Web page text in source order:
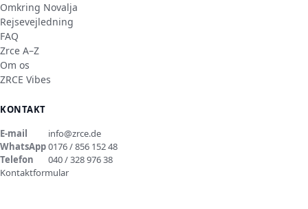
Omkring Novalja
Rejsevejledning
FAQ
Zrce A–Z
Om os
ZRCE Vibes
KONTAKT
E-mail
info@zrce.de
WhatsApp0176 / 856 152 48
Telefon
040 / 328 976 38
Kontaktformular